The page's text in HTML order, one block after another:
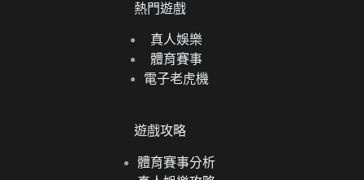
熱門遊戲
真人娛樂
體育賽事
電子老虎機
遊戲攻略
體育賽事分析